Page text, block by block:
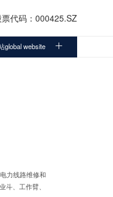
票代码：000425.SZ
global website 
力线路维修和
、工作臂、